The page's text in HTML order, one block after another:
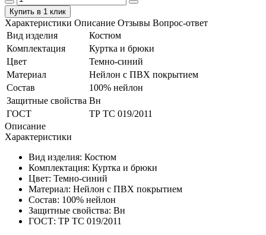
Купить в 1 клик
Характеристики Описание Отзывы Вопрос-ответ
Вид изделия
Костюм
Комплектация
Куртка и брюки
Цвет
Темно-синий
Материал
Нейлон с ПВХ покрытием
Состав
100% нейлон
Защитные свойства Вн
ГОСТ
ТР ТС 019/2011
Описание
Характеристики
Вид изделия: Костюм
Комплектация: Куртка и брюки
Цвет: Темно-синий
Материал: Нейлон с ПВХ покрытием
Состав: 100% нейлон
Защитные свойства: Вн
ГОСТ: ТР ТС 019/2011